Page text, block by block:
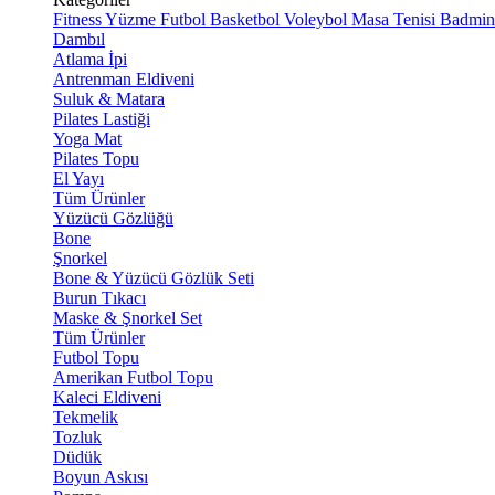
FitnessYüzme Futbol Basketbol Voleybol Masa Tenisi
Dambıl
Atlama İpi
Antrenman Eldiveni
Suluk & Matara
Pilates Lastiği
Yoga Mat
Pilates Topu
El Yayı
Tüm Ürünler
Yüzücü Gözlüğü
Bone
Şnorkel
Bone & Yüzücü Gözlük Seti
Burun Tıkacı
Maske & Şnorkel Set
Tüm Ürünler
Futbol Topu
Amerikan Futbol Topu
Kaleci Eldiveni
Tekmelik
Tozluk
Düdük
Boyun Askısı